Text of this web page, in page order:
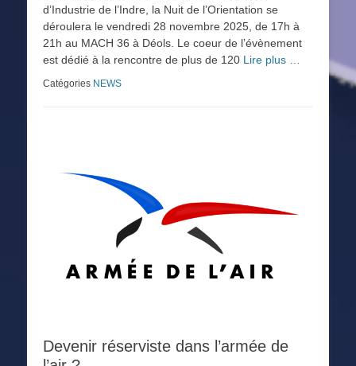
d’Industrie de l’Indre, la Nuit de l’Orientation se
déroulera le vendredi 28 novembre 2025, de 17h à
21h au MACH 36 à Déols. Le coeur de l’évènement
est dédié à la rencontre de plus de 120 Lire plus …
Catégories NEWS
Devenir réserviste dans l’armée de